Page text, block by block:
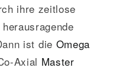
ihre zeitlose
ist die Omega
Axial Master